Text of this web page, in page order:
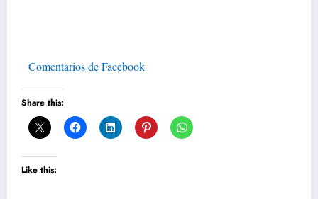
Comentarios de Facebook
Share this:
Like this: